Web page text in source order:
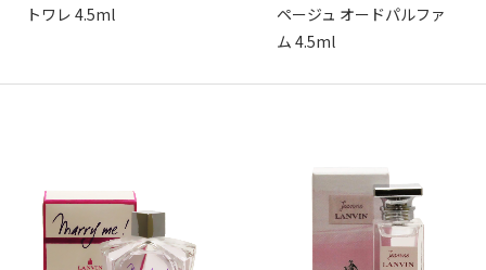
トワレ 4.5ml
ページュ オードパルファ
ム 4.5ml